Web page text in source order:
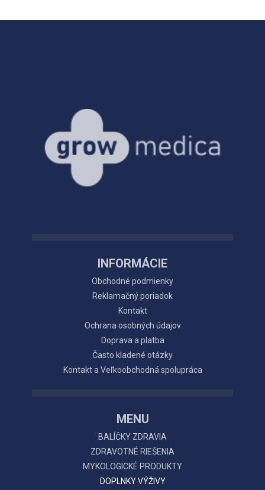
INFORMÁCIE
Obchodné podmienky
Reklamačný poriadok
Kontakt
Ochrana osobných údajov
Doprava a platba
Často kladené otázky
Kontakt a Veľkoobchodná spolupráca
MENU
BALÍČKY ZDRAVIA
ZDRAVOTNÉ RIEŠENIA
MYKOLOGICKÉ PRODUKTY
DOPLNKY VÝŽIVY